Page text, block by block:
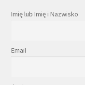
Imię lub Imię i Nazwisko
Email